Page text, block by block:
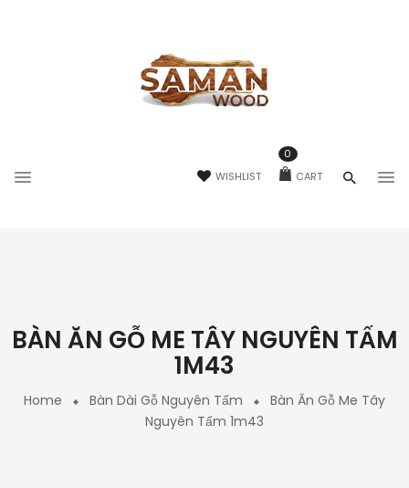
WISHLIST CART
0
BÀN ĂN GỖ ME TÂY NGUYÊN TẤM
1M43
Home Bàn Dài Gỗ Nguyên Tấm
Bàn Ăn Gỗ Me Tây
Nguyên Tấm 1m43